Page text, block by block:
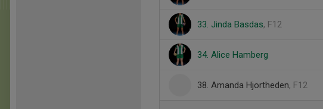
33. Jinda Basdas, F12
34. Alice Hamberg
38. Amanda Hjortheden, F12